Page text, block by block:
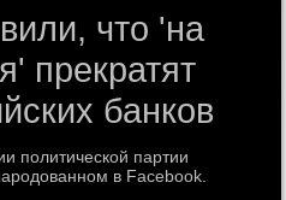
что 'на
прекратят
банков
политической партии
в Facebook.